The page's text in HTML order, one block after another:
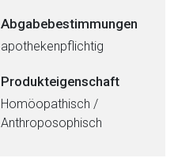
Abgabebestimmungen
apothekenpflichtig
Produkteigenschaft
Homöopathisch /
Anthroposophisch